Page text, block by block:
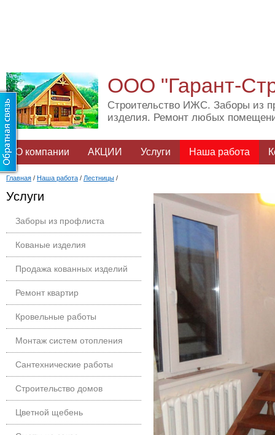
ООО "Гарант-
Строительство ИЖС. Заборы из
изделия. Ремонт любых
О компании АКЦИИ Услуги Наша работа
Главная / Наша работа / Лестницы /
Услуги
Заборы из профлиста
Кованые изделия
Продажа кованных изделий
Ремонт квартир
Кровельные работы
Монтаж систем отопления
Сантехнические работы
Строительство домов
Цветной щебень